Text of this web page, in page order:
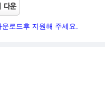
로드후 지원해 주세요.